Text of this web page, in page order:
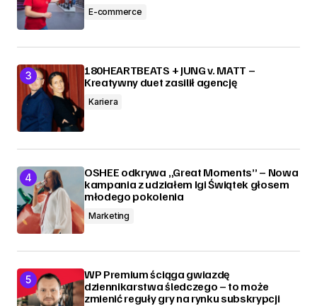
E-commerce
180HEARTBEATS + JUNG v. MATT –
Kreatywny duet zasilił agencję
Kariera
OSHEE odkrywa „Great Moments” – Nowa
kampania z udziałem Igi Świątek głosem
młodego pokolenia
Marketing
WP Premium ściąga gwiazdę
dziennikarstwa śledczego – to może
zmienić reguły gry na rynku subskrypcji